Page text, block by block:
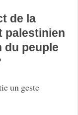
de la
palestinien
du peuple
un geste